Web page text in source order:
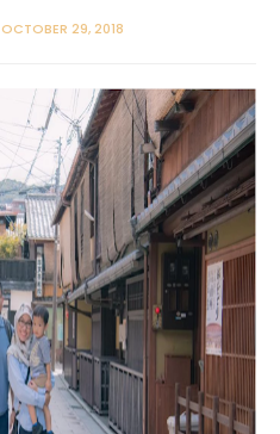
OCTOBER 29, 2018